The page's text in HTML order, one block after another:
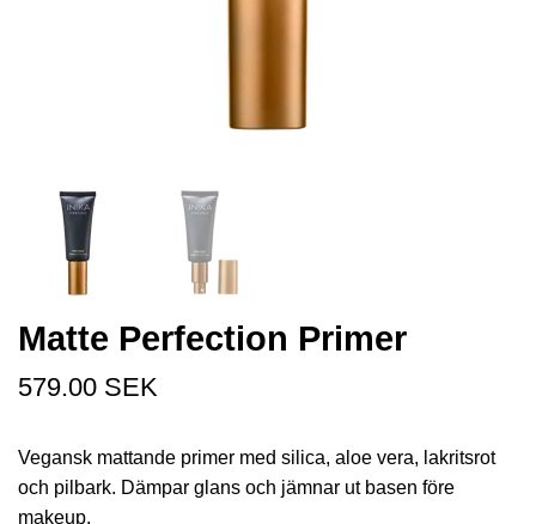
Matte Perfection Primer
579.00 SEK
Vegansk mattande primer med silica, aloe vera, lakritsrot
och pilbark. Dämpar glans och jämnar ut basen före
makeup.